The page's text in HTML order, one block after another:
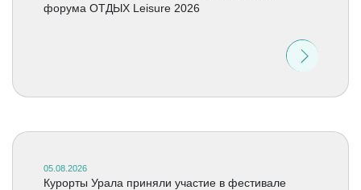
форума ОТДЫХ Leisure 2026
05.08.2026
Курорты Урала приняли участие в фестивале